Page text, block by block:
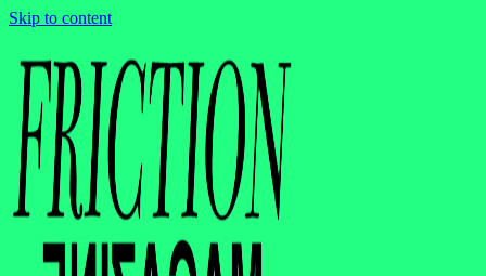
Skip to content